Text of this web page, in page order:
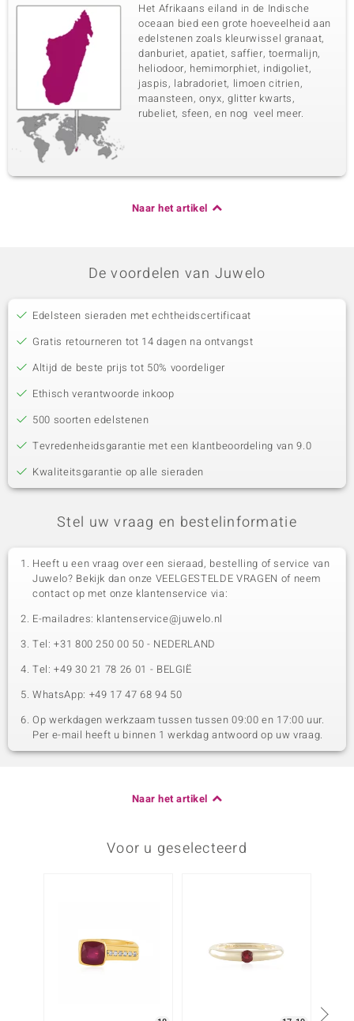
Het Afrikaans eiland in de Indische
oceaan bied een grote hoeveelheid aan
edelstenen zoals kleurwissel granaat,
danburiet, apatiet, saffier, toermalijn,
heliodoor, hemimorphiet, indigoliet,
jaspis, labradoriet, limoen citrien,
maansteen, onyx, glitter kwarts,
rubeliet, sfeen, en nog veel meer.
Naar het artikel
De voordelen van Juwelo
Edelsteen sieraden met echtheidscertificaat
Gratis retourneren tot 14 dagen na ontvangst
Altijd de beste prijs tot 50% voordeliger
Ethisch verantwoorde inkoop
500 soorten edelstenen
Tevredenheidsgarantie met een klantbeoordeling van 9.0
Kwaliteitsgarantie op alle sieraden
Stel uw vraag en bestelinformatie
Heeft u een vraag over een sieraad, bestelling of service van
Juwelo? Bekijk dan onze VEELGESTELDE VRAGEN of neem
contact op met onze klantenservice via:
E-mailadres: klantenservice@juwelo.nl
Tel: +31 800 250 00 50 - NEDERLAND
Tel: +49 30 21 78 26 01 - BELGIË
WhatsApp: +49 17 47 68 94 50
Op werkdagen werkzaam tussen tussen 09:00 en 17:00 uur.
Per e-mail heeft u binnen 1 werkdag antwoord op uw vraag.
Naar het artikel
Voor u geselecteerd